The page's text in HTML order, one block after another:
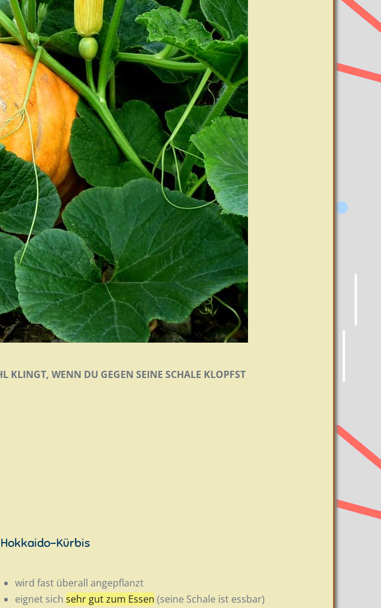
KLINGT, WENN DU GEGEN SEINE SCHALE KLOPFST
Hokkaido-Kürbis
wird fast überall angepflanzt
eignet sich sehr gut zum Essen (seine Schale ist essbar)